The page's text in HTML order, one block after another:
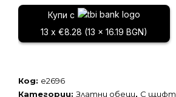
обеци
Купи с
13 x €8.28 (13 x 16.19 BGN)
Код: e2696
Категории: Златни обеци, С щифт